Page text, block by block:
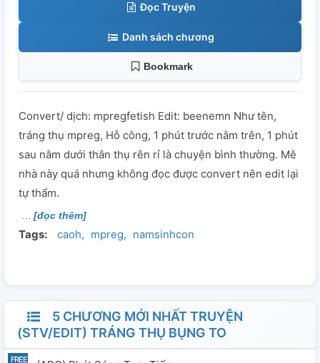
Đọc Truyện
Danh sách chương
Bookmark
Convert/ dịch: mpregfetish Edit: beenemn Như tên,
tráng thụ mpreg, Hỗ công, 1 phút trước nằm trên, 1 phút
sau nằm dưới thân thụ rên rỉ là chuyện bình thường. Mê
nhà này quá nhưng không đọc được convert nên edit lại
tự thẩm.
[đọc thêm]
Tags: caoh mpreg namsinhcon
5 CHƯƠNG MỚI NHẤT TRUYỆN
(STV/EDIT) TRÁNG THỤ BỤNG TO